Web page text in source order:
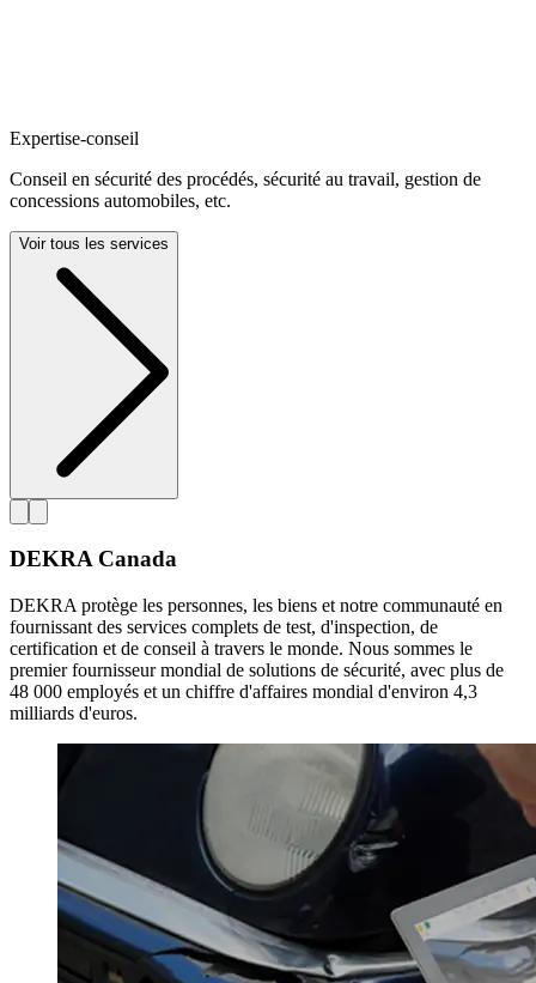
Expertise-conseil
Conseil en sécurité des procédés, sécurité au travail, gestion de
concessions automobiles, etc.
Voir tous les services
DEKRA Canada
DEKRA protège les personnes, les biens et notre communauté en
fournissant des services complets de test, d'inspection, de
certification et de conseil à travers le monde. Nous sommes le
premier fournisseur mondial de solutions de sécurité, avec plus de
48 000 employés et un chiffre d'affaires mondial d'environ 4,3
milliards d'euros.